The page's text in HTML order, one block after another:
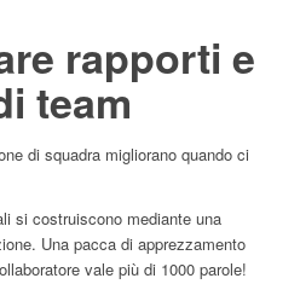
rapporti e
team
di squadra migliorano quando ci
si costruiscono mediante una
Una pacca di apprezzamento
vale più di 1000 parole!